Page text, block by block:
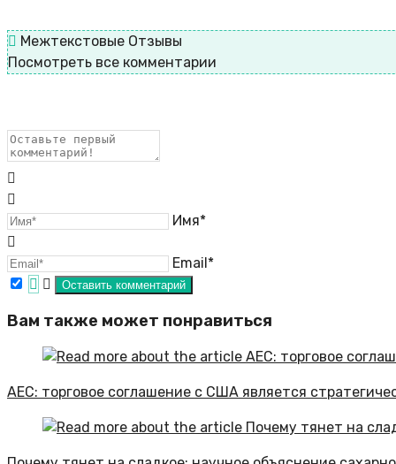
Межтекстовые Отзывы
Посмотреть все комментарии
Имя*
Email*
Вам также может понравиться
АЕС: торговое соглашение с США является